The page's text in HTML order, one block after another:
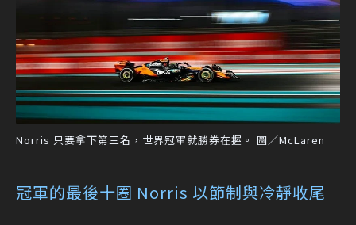
Norris 只要拿下第三名，世界冠軍就勝券在握。 圖／McLaren
冠軍的最後十圈 Norris 以節制與冷靜收尾